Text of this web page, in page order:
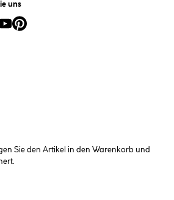
uns
Sie den Artikel in den Warenkorb und